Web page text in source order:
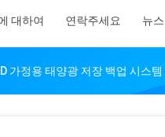
대하여 연락주세요 뉴스
가정용 태양광 저장 백업 시스템